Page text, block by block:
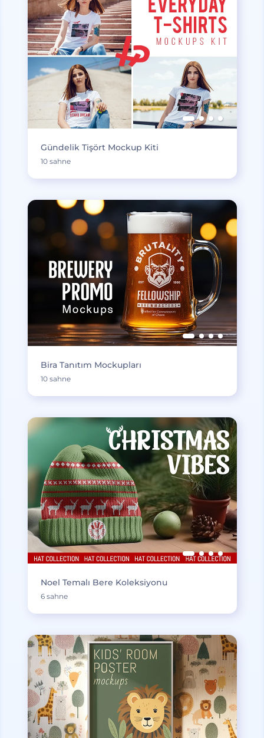
Gündelik Tişört Mockup Kiti
10 sahne
Bira Tanıtım Mockupları
10 sahne
Noel Temalı Bere Koleksiyonu
6 sahne